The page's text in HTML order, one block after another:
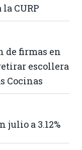
CURP
firmas en
escollera
Cocinas
julio a 3.12%